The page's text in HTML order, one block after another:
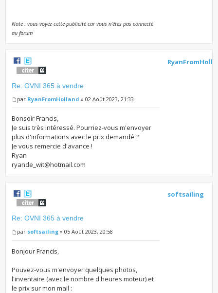
Note : vous voyez cette publicité car vous n'êtes pas connecté
au forum
Re: OVNI 365 à vendre
par RyanFromHolland » 02 Août 2023, 21:33
Bonsoir Francis,
Je suis très intéressé. Pourriez-vous m'envoyer
plus d'informations avec le prix demandé ?
Je vous remercie d'avance !
Ryan
ryande_wit@hotmail.com
Re: OVNI 365 à vendre
par softsailing » 05 Août 2023, 20:58
Bonjour Francis,
Pouvez-vous m'envoyer quelques photos,
l'inventaire (avec le nombre d'heures moteur) et
le prix sur mon mail :
softsailing